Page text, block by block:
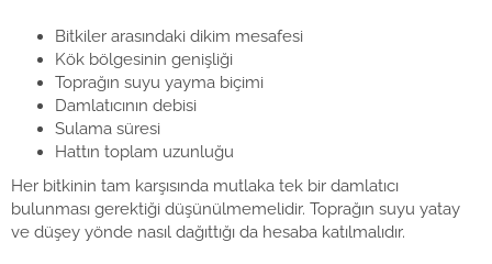
Bitkiler arasındaki dikim mesafesi
Kök bölgesinin genişliği
Toprağın suyu yayma biçimi
Damlatıcının debisi
Sulama süresi
Hattın toplam uzunluğu
Her bitkinin tam karşısında mutlaka tek bir damlatıcı
bulunması gerektiği düşünülmemelidir. Toprağın suyu yatay
ve düşey yönde nasıl dağıttığı da hesaba katılmalıdır.